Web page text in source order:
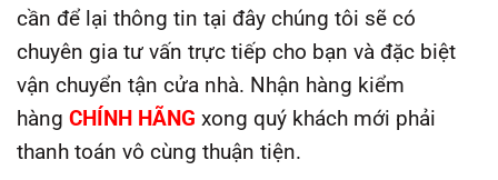
cần để lại thông tin tại đây chúng tôi sẽ có
chuyên gia tư vấn trực tiếp cho bạn và đặc biệt
vận chuyển tận cửa nhà. Nhận hàng kiểm
hàng CHÍNH HÃNG xong quý khách mới phải
thanh toán vô cùng thuận tiện.